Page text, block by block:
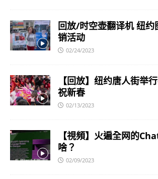
回放/时空壶翻译机 纽约
销活动
02/24/2023
【回放】纽约唐人街举
祝新春
02/13/2023
【視頻】火遍全网的
啥？
02/09/2023